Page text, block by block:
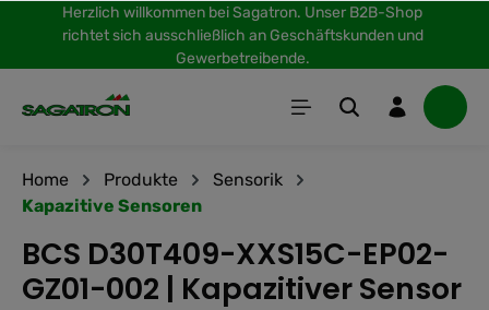
springen
Herzlich willkommen bei Sagatron. Unser B2B-Shop
richtet sich ausschließlich an Geschäftskunden und
Gewerbetreibende.
Home Produkte
Sensorik
Kapazitive Sensoren
BCS D30T409-XXS15C-EP02-
GZ01-002 | Kapazitiver Sensor